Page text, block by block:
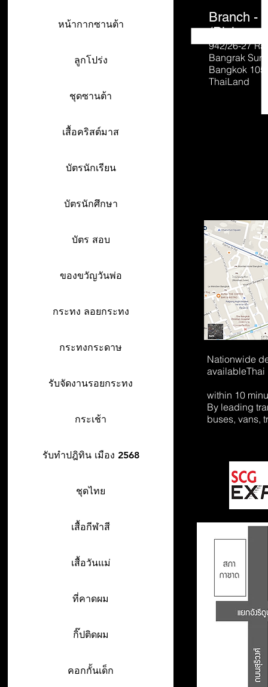
หน้ากากซานต้า
ลูกโปร่ง
ชุดซานต้า
เสื้อคริสต์มาส
บัตรนักเรียน
บัตรนักศึกษา
บัตร สอบ
ของขวัญวันพ่อ
กระทง ลอยกระทง
กระทงกระดาษ
รับจัดงานรอยกระทง
กระเช้า
รับทำปฎิทิน เมือง 2568
ชุดไทย
เสื้อกีฬาสี
เสื้อวันแม่
ที่คาดผม
กิ๊ปติดผม
คอกกั้นเด็ก
Branch -
(Pick-up
942/26-27
Bangrak
Bangkok
ThaiLand
Nationwide
availableThai
within 10
By leading
buses, vans,